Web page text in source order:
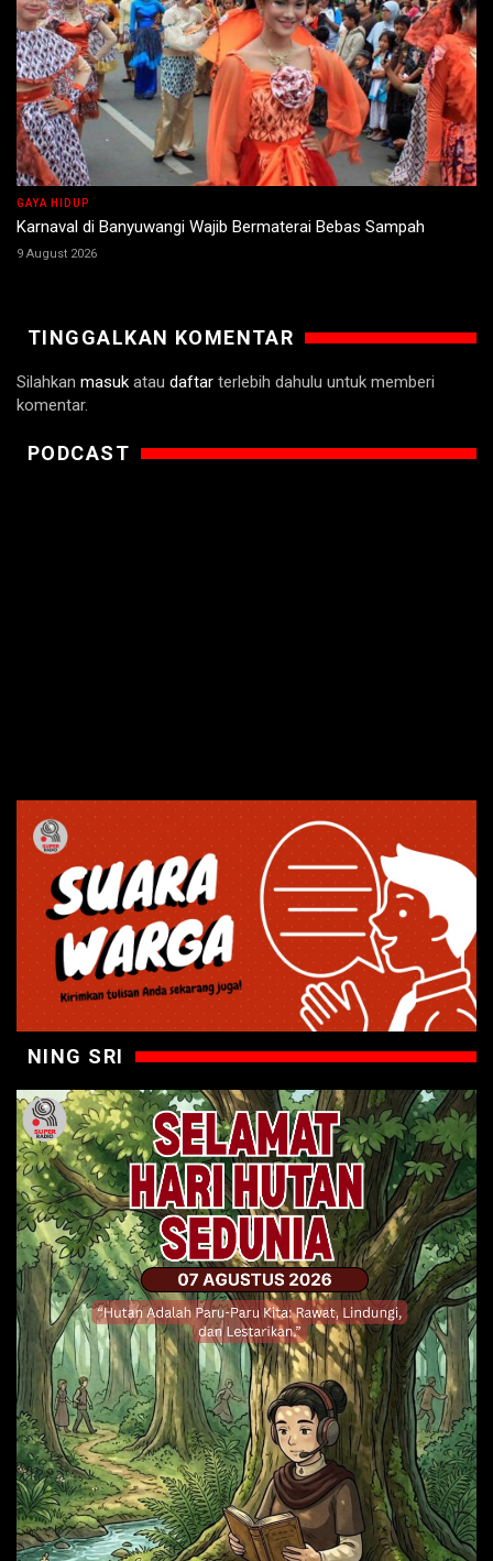
GAYA HIDUP
Karnaval di Banyuwangi Wajib Bermaterai Bebas Sampah
9 August 2026
TINGGALKAN KOMENTAR
Silahkan masuk atau daftar terlebih dahulu untuk memberi
komentar.
PODCAST
NING SRI